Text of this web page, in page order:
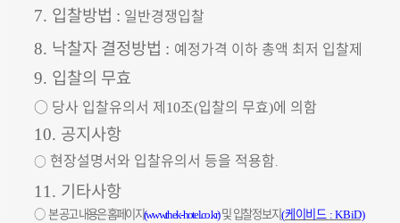
7. 입찰방법 : 일반경쟁입찰
8. 낙찰자 결정방법 : 예정가격 이하 총액 최저 입찰제
9. 입찰의 무효
○ 당사 입찰유의서 제10조(입찰의 무효)에 의함
10. 공지사항
○ 현장설명서와 입찰유의서 등을 적용함
11. 기타사항
○본 공고 내용은 홈페이지(www.thek-hotel.co.kr) 및 입찰정보지(케이비드 : KBiD)